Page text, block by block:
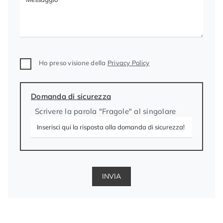
Ho preso visione della Privacy Policy
Domanda di sicurezza
Scrivere la parola "Fragole" al singolare
INVIA